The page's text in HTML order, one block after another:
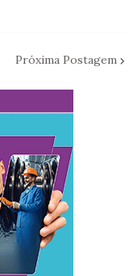
Próxima Postagem